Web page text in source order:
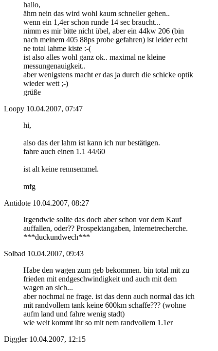
hallo,
ähm nein das wird wohl kaum schneller gehen..
wenn ein 1,4er schon runde 14 sec braucht...
nimm es mir bitte nicht übel, aber ein 44kw 206 (bin
nach meinem 405 88ps probe gefahren) ist leider echt
ne total lahme kiste :-(
ist also alles wohl ganz ok.. maximal ne kleine
messungenauigkeit..
aber wenigstens macht er das ja durch die schicke optik
wieder wett ;-)
grüße
Loopy 10.04.2007, 07:47
hi,
also das der lahm ist kann ich nur bestätigen.
fahre auch einen 1.1 44/60
ist alt keine rennsemmel.
mfg
Antidote 10.04.2007, 08:27
Irgendwie sollte das doch aber schon vor dem Kauf
auffallen, oder?? Prospektangaben, Internetrecherche.
***duckundwech***
Solbad 10.04.2007, 09:43
Habe den wagen zum geb bekommen. bin total mit zu
frieden mit endgeschwindigkeit und auch mit dem
wagen an sich...
aber nochmal ne frage. ist das denn auch normal das ich
mit randvollem tank keine 600km schaffe??? (wohne
aufm land und fahre wenig stadt)
wie weit kommt ihr so mit nem randvollem 1.1er
Diggler 10.04.2007, 12:15